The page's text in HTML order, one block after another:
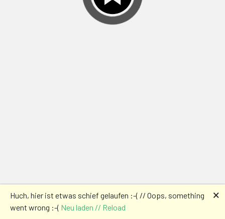
Huch, hier ist etwas schief gelaufen :-( // Oops, something
went wrong :-( Neu laden // Reload
🗙